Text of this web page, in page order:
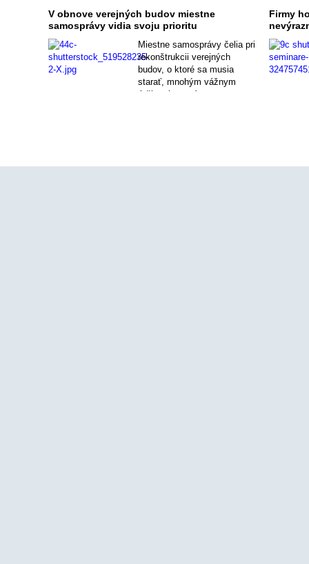
ktorú spracovala analytická
spoločnosť CEEC Research.
V obnove verejných budov miestne
samosprávy vidia svoju prioritu
Miestne samosprávy čelia pri
rekonštrukcii verejných
budov, o ktoré sa musia
starať, mnohým vážnym
ťažkostiam vrátane
Firmy